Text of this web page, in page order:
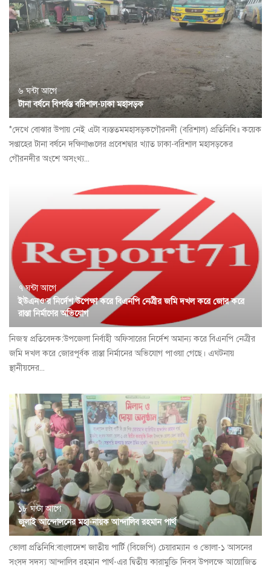
৬ ঘন্টা আগে
টানা বর্ষনে বিপর্যস্ত বরিশাল-ঢাকা মহাসড়ক
*দেখে বোঝার উপায় নেই এটা ব্যস্ততমমহাসড়কগৌরনদী (বরিশাল) প্রতিনিধি॥ কয়েক
সপ্তাহের টানা বর্ষনে দক্ষিণাঞ্চলের প্রবেশদ্বার খ্যাত ঢাকা-বরিশাল মহাসড়কের
গৌরনদীর অংশে অসংখ্য...
৭ ঘন্টা আগে
ইউএনও’র নির্দেশ উপেক্ষা করে বিএনপি নেত্রীর জমি দখল করে জোর করে
রাস্তা নির্মাণের অভিযোগ
নিজস্ব প্রতিবেদক:উপজেলা নির্বাহী অফিসারের নির্দেশ অমান্য করে বিএনপি নেত্রীর
জমি দখল করে জোরপূর্বক রাস্তা নির্মানের অভিযোগ পাওয়া গেছে। এঘটনায়
স্থানীয়দের...
১৮ ঘন্টা আগে
জুলাই আন্দোলনের মহা-নায়ক আন্দালিব রহমান পার্থ
ভোলা প্রতিনিধি:বাংলাদেশ জাতীয় পার্টি (বিজেপি) চেয়ারম্যান ও ভোলা-১ আসনের
সংসদ সদস্য আন্দালিব রহমান পার্থ-এর দ্বিতীয় কারামুক্তি দিবস উপলক্ষে আয়োজিত